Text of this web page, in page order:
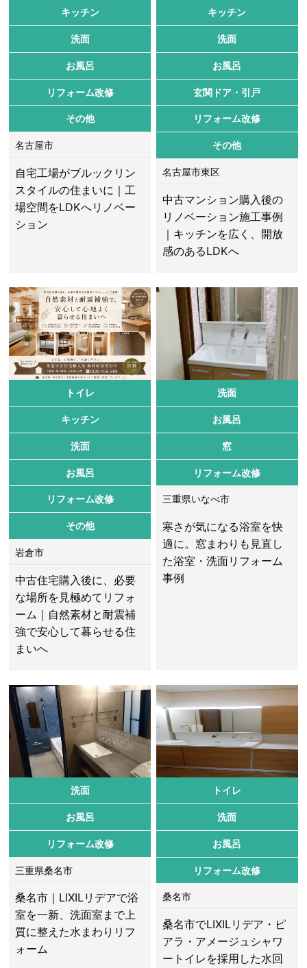
キッチン
洗面
お風呂
リフォーム改修
その他
名古屋市
自宅工場がブルックリン
スタイルの住まいに｜工
場空間をLDKへリノベー
ション
キッチン
洗面
お風呂
玄関ドア・引戸
リフォーム改修
その他
名古屋市東区
中古マンション購入後の
リノベーション施工事例
｜キッチンを広く、開放
感のあるLDKへ
トイレ
キッチン
洗面
お風呂
リフォーム改修
その他
岩倉市
中古住宅購入後に、必要
な場所を見極めてリフォ
ーム｜自然素材と耐震補
強で安心して暮らせる住
まいへ
洗面
お風呂
窓
リフォーム改修
三重県いなべ市
寒さが気になる浴室を快
適に。窓まわりも見直し
た浴室・洗面リフォーム
事例
洗面
お風呂
リフォーム改修
三重県桑名市
桑名市｜LIXILリデアで浴
室を一新、洗面室まで上
質に整えた水まわりリフ
ォーム
トイレ
洗面
お風呂
リフォーム改修
桑名市
桑名市でLIXILリデア・ピ
アラ・アメージュシャワ
ートイレを採用した水回